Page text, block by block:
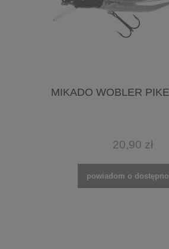
MIKADO WOBLER
20,90 zł
powiadom o